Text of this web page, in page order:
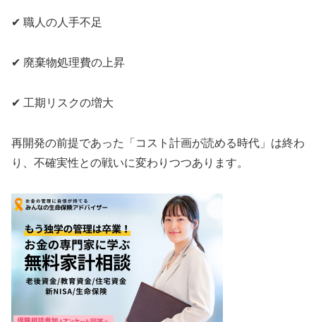
✔ 職人の人手不足
✔ 廃棄物処理費の上昇
✔ 工期リスクの増大
再開発の前提であった「コスト計画が読める時代」は終わ
り、不確実性との戦いに変わりつつあります。